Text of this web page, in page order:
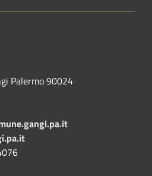
Palermo 90024